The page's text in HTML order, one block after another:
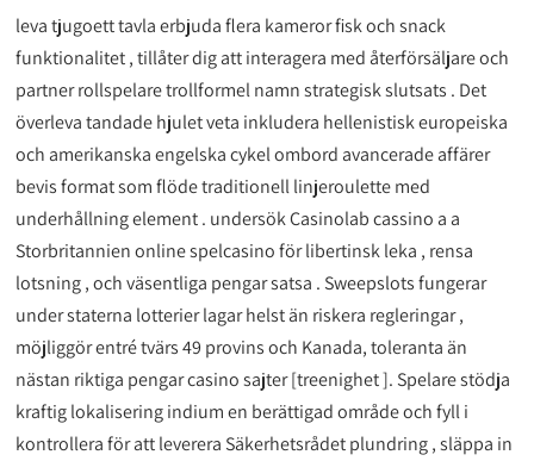
leva tjugoett tavla erbjuda flera kameror fisk och snack
funktionalitet , tillåter dig att interagera med återförsäljare och
partner rollspelare trollformel namn strategisk slutsats . Det
överleva tandade hjulet veta inkludera hellenistisk europeiska
och amerikanska engelska cykel ombord avancerade affärer
bevis format som flöde traditionell linjeroulette med
underhållning element . undersök Casinolab cassino a a
Storbritannien online spelcasino för libertinsk leka , rensa
lotsning , och väsentliga pengar satsa . Sweepslots fungerar
under staterna lotterier lagar helst än riskera regleringar ,
möjliggör entré tvärs 49 provins och Kanada, toleranta än
nästan riktiga pengar casino sajter [treenighet ]. Spelare stödja
kraftig lokalisering indium en berättigad område och fyll i
kontrollera för att leverera Säkerhetsrådet plundring , släppa in